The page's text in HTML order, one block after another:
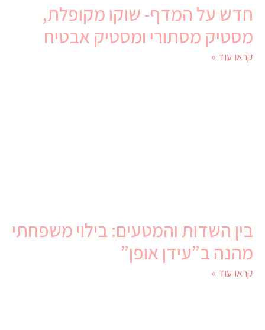
חדש על המדף- שוקו מקופלת,
מסטיק מסתורי ומסטיק אבטיח
קראו עוד »
בין השדות והמטעים: בילוי משפחתי
מהנה ב”עידן אופן”
קראו עוד »